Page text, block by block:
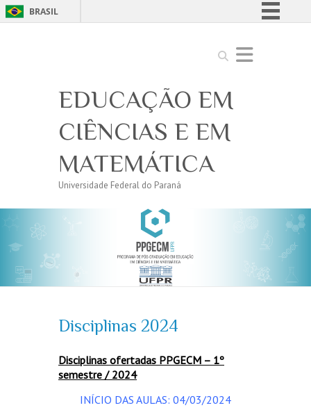
BRASIL
Comunica BR
Acesso à informação
Legislação
Canais
Search
EDUCAÇÃO EM
CIÊNCIAS E EM
MATEMÁTICA
Universidade Federal do Paraná
Disciplinas 2024
Disciplinas ofertadas PPGECM – 1º
semestre / 2024
INÍCIO DAS AULAS: 04/03/2024